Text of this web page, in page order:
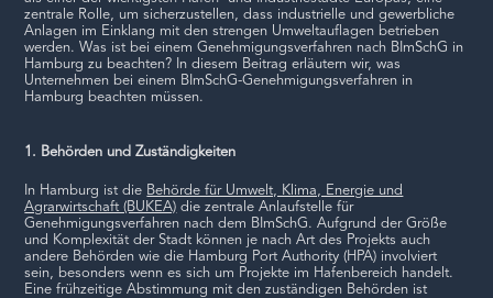
zentrale Rolle, um sicherzustellen, dass industrielle und gewerbliche
Anlagen im Einklang mit den strengen Umweltauflagen betrieben
werden. Was ist bei einem Genehmigungsverfahren nach BImSchG in
Hamburg zu beachten? In diesem Beitrag erläutern wir, was
Unternehmen bei einem BImSchG-Genehmigungsverfahren in
Hamburg beachten müssen.
1. Behörden und Zuständigkeiten
In Hamburg ist die Behörde für Umwelt, Klima, Energie und
Agrarwirtschaft (BUKEA) die zentrale Anlaufstelle für
Genehmigungsverfahren nach dem BImSchG. Aufgrund der Größe
und Komplexität der Stadt können je nach Art des Projekts auch
andere Behörden wie die Hamburg Port Authority (HPA) involviert
sein, besonders wenn es sich um Projekte im Hafenbereich handelt.
Eine frühzeitige Abstimmung mit den zuständigen Behörden ist